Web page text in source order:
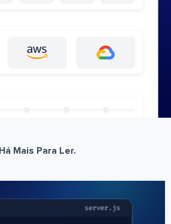
Há Mais Para Ler.